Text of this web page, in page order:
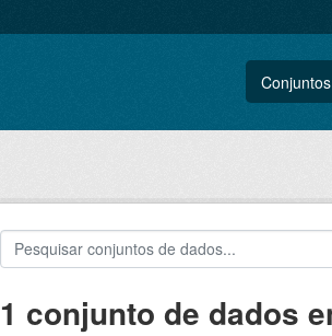
1 conjunto de dados